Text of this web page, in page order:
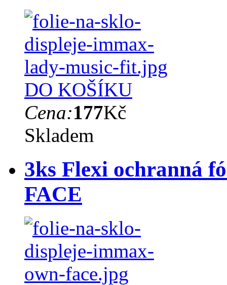
DO KOŠÍKU
Cena:177Kč
Skladem
3ks Flexi ochranná
FACE